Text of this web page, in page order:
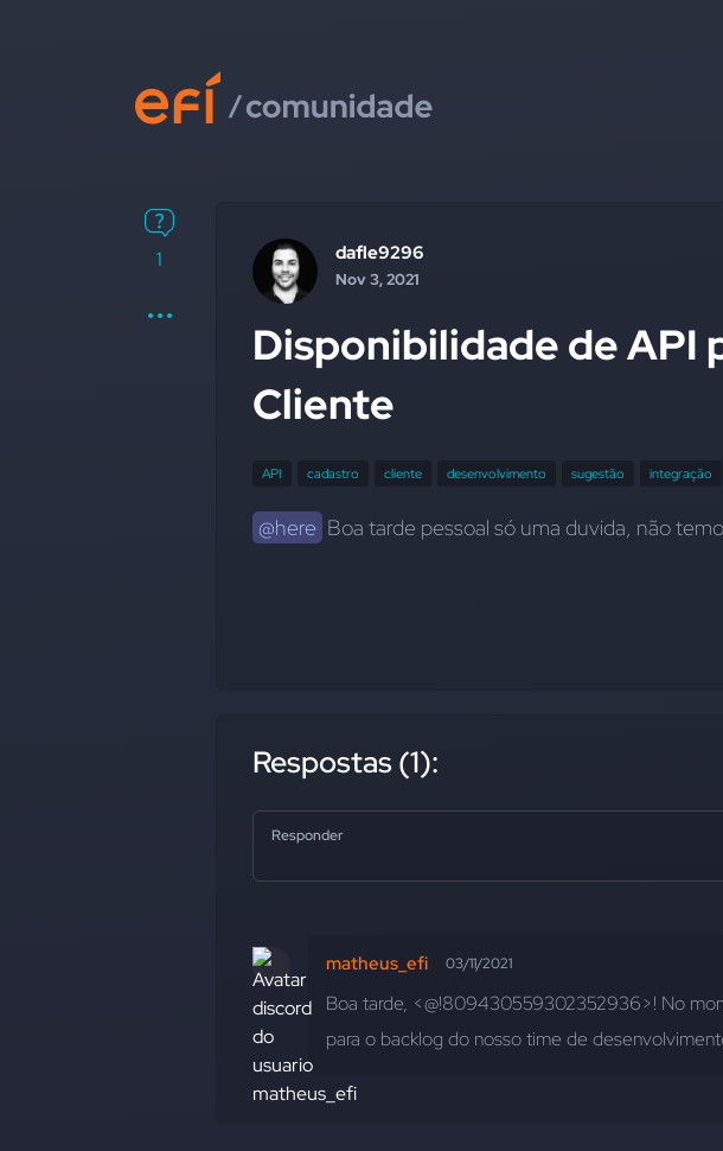
1 dafle9296
Nov 3, 2021
Disponibilidade de API
Cliente
API cadastro cliente desenvolvimento sugestão integração
@here Boa tarde pessoal só uma duvida, não
Respostas (1):
Responder
matheus_efi 03/11/2021
Boa tarde, <@!809430559302352936>! No
para o backlog do nosso time de